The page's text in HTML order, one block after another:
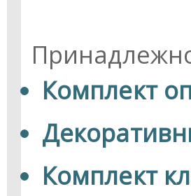
Комплект
Комплект